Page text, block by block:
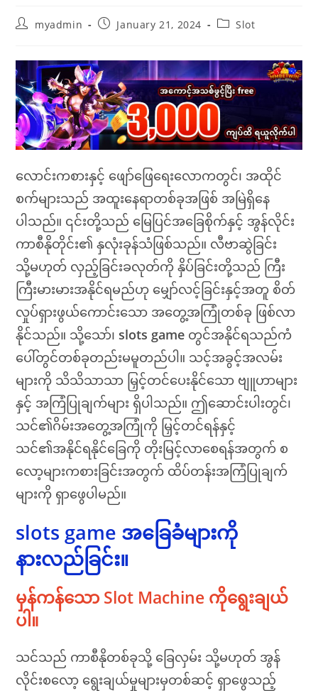
Postmyadmin
PostJanuary 21, 2024
PostSlot
လောင်းကစားနှင့် ဖျော်ဖြေရေးလောကတွင်၊ အထိုင်
စက်များသည် အထူးနေရာတစ်ခုအဖြစ် အမြဲရှိနေ
ပါသည်။ ၎င်းတို့သည် မြေပြင်အခြေစိုက်နှင့် အွန်လိုင်း
ကာစီနိုတိုင်း၏ နှလုံးခုန်သံဖြစ်သည်။ လီဗာဆွဲခြင်း
သို့မဟုတ် လှည့်ခြင်းခလုတ်ကို နှိပ်ခြင်းတို့သည် ကြီး
ကြီးမားမားအနိုင်ရမည်ဟု မျှော်လင့်ခြင်းနှင့်အတူ စိတ်
လှုပ်ရှားဖွယ်ကောင်းသော အတွေ့အကြုံတစ်ခု ဖြစ်လာ
နိုင်သည်။ သို့သော်၊ slots game တွင်အနိုင်ရသည်ကံ
ပေါ်တွင်တစ်ခုတည်းမမူတည်ပါ။ သင့်အခွင့်အလမ်း
များကို သိသိသာသာ မြှင့်တင်ပေးနိုင်သော ဗျူဟာများ
နှင့် အကြံပြုချက်များ ရှိပါသည်။ ဤဆောင်းပါးတွင်၊
သင်၏ဂိမ်းအတွေ့အကြုံကို မြှင့်တင်ရန်နှင့်
သင်၏အနိုင်ရနိုင်ခြေကို တိုးမြင့်လာစေရန်အတွက် စ
လော့များကစားခြင်းအတွက် ထိပ်တန်းအကြံပြုချက်
များကို ရှာဖွေပါမည်။
slots game အခြေခံများကို
နားလည်ခြင်း။
မှန်ကန်သော Slot Machine ကိုရွေးချယ်
ပါ။
သင်သည် ကာစီနိုတစ်ခုသို့ ခြေလှမ်း သို့မဟုတ် အွန်
လိုင်းစလော့ ရွေးချယ်မှုများမှတစ်ဆင့် ရှာဖွေသည့်